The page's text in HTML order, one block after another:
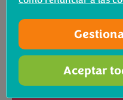
ComidaAceptar